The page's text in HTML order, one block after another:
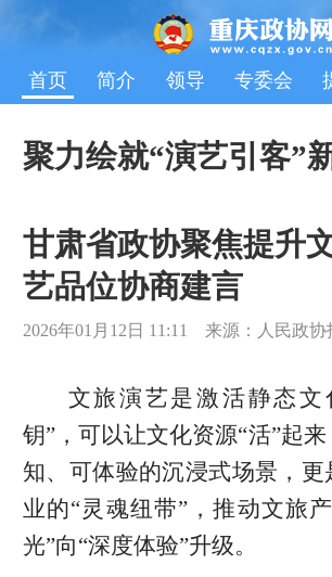
首页 简介 领导 专委会
聚力绘就“演艺引客”
甘肃省政协聚焦提升
艺品位协商建言
2026年01月12日 11:11 来源：人民政协
文旅演艺是激活静态文
钥”，可以让文化资源“活”起
知、可体验的沉浸式场景，
业的“灵魂纽带”，推动文旅
光”向“深度体验”升级。